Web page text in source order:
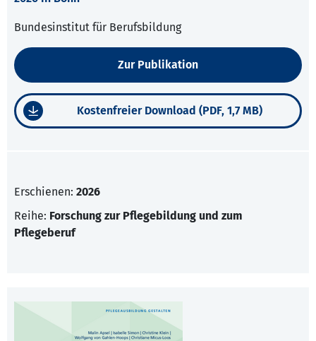
Bundesinstitut für Berufsbildung
Zur Publikation
Kostenfreier Download (PDF, 1,7 MB)
Erschienen: 2026
Reihe: Forschung zur Pflegebildung und zum
Pflegeberuf